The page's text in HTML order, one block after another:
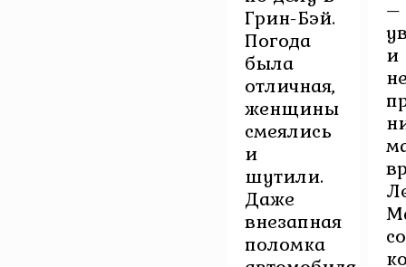
Грин-Бэй.
Погода
была
отличная,
женщины
смеялись
и
шутили.
Даже
внезапная
поломка
–
и